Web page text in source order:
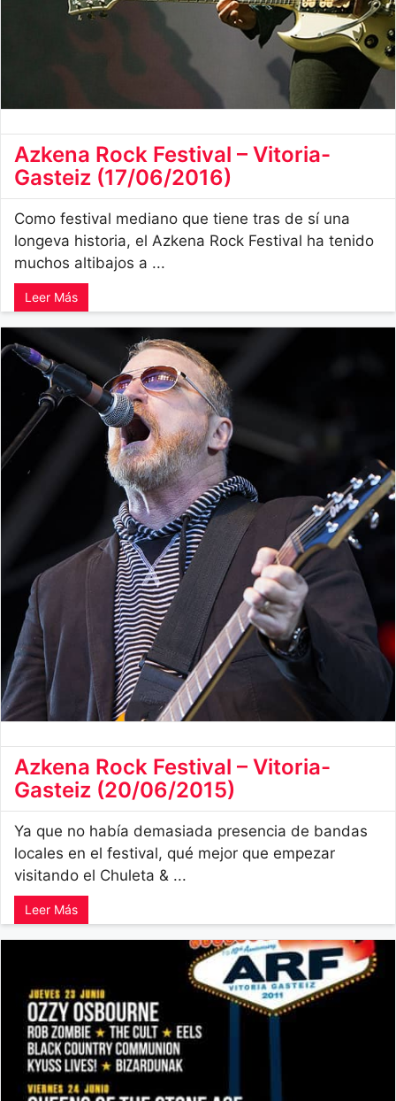
Azkena Rock Festival – Vitoria-
Gasteiz (17/06/2016)
Como festival mediano que tiene tras de sí una
longeva historia, el Azkena Rock Festival ha tenido
muchos altibajos a ...
Leer Más
Azkena Rock Festival – Vitoria-
Gasteiz (20/06/2015)
Ya que no había demasiada presencia de bandas
locales en el festival, qué mejor que empezar
visitando el Chuleta & ...
Leer Más